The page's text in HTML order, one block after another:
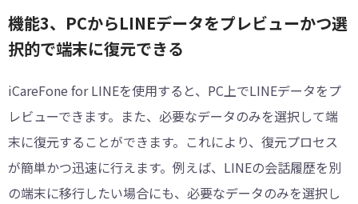
機能3、PCからLINEデータをプレビューかつ選
択的で端末に復元できる
iCareFone for LINEを使用すると、PC上でLINEデータをプ
レビューできます。また、必要なデータのみを選択して端
末に復元することができます。これにより、復元プロセス
が簡単かつ迅速に行えます。例えば、LINEの会話履歴を別
の端末に移行したい場合にも、必要なデータのみを選択し